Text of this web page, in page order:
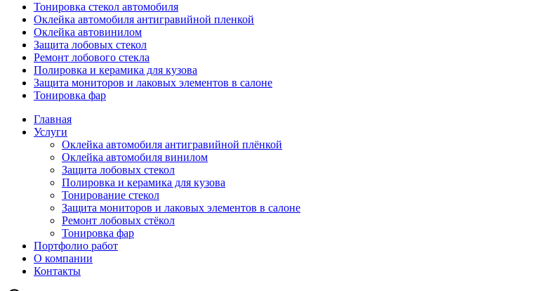
Тонировка стекол автомобиля
Оклейка автомобиля антигравийной пленкой
Оклейка автовинилом
Защита лобовых стекол
Ремонт лобового стекла
Полировка и керамика для кузова
Защита мониторов и лаковых элементов в салоне
Тонировка фар
Главная
Услуги
Оклейка автомобиля антигравийной плёнкой
Оклейка автомобиля винилом
Защита лобовых стекол
Полировка и керамика для кузова
Тонирование стекол
Защита мониторов и лаковых элементов в салоне
Ремонт лобовых стёкол
Тонировка фар
Портфолио работ
О компании
Контакты